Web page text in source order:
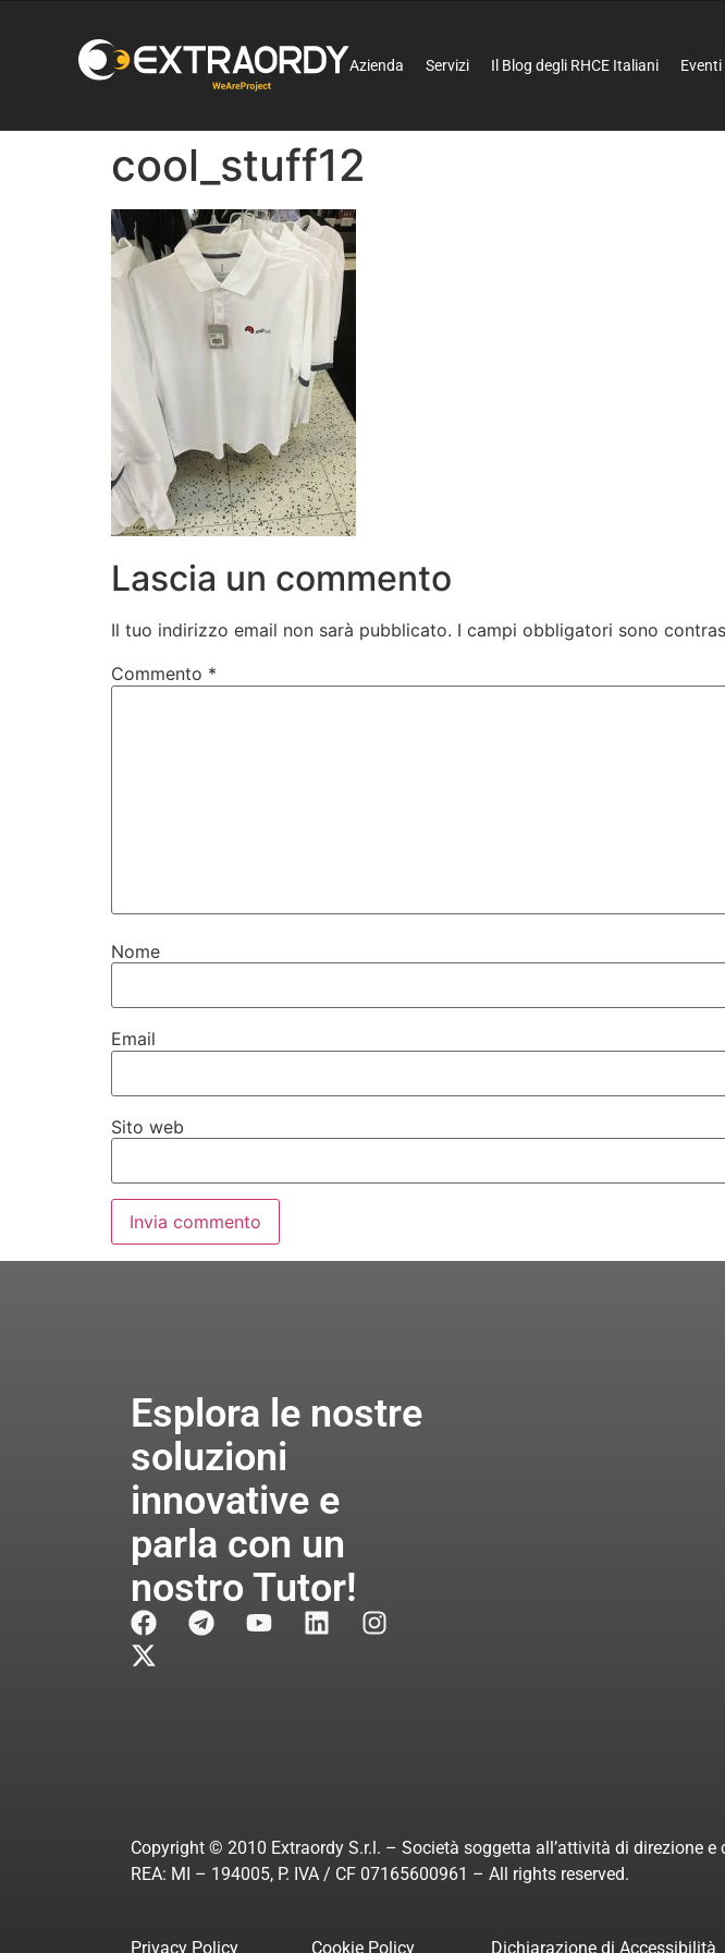
Azienda Servizi Il Blog degli RHCE Italiani Eventi
cool_stuff12
Lascia un commento
Il tuo indirizzo email non sarà pubblicato. I campi obbligatori sono
Commento *
Nome
Email
Sito web
Esplora le nostre
soluzioni
innovative e
parla con un
nostro Tutor!
Copyright © 2010 Extraordy S.r.l. – Società soggetta all’attività di direzione
REA: MI – 194005, P. IVA / CF 07165600961 – All rights reserved.
Privacy Policy Cookie Policy Dichiarazione di Accessibilità